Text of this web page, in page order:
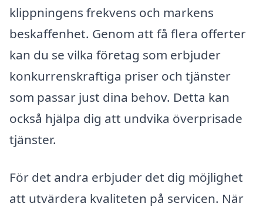
klippningens frekvens och markens
beskaffenhet. Genom att få flera offerter
kan du se vilka företag som erbjuder
konkurrenskraftiga priser och tjänster
som passar just dina behov. Detta kan
också hjälpa dig att undvika överprisade
tjänster.
För det andra erbjuder det dig möjlighet
att utvärdera kvaliteten på servicen. När